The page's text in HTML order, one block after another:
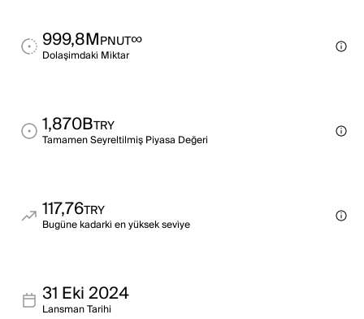
999,8MPNUT∞
Dolaşimdaki̇ Mi̇ktar
1,870BTRY
Tamamen Seyreltilmiş Piyasa Değeri
117,76TRY
Bugüne kadarki̇ en yüksek sevi̇ye
31 Eki 2024
Lansman Tarihi